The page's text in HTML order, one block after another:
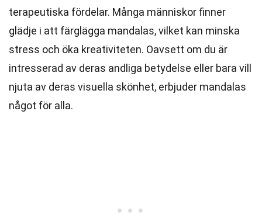
terapeutiska fördelar. Många människor finner
glädje i att färglägga mandalas, vilket kan minska
stress och öka kreativiteten. Oavsett om du är
intresserad av deras andliga betydelse eller bara vill
njuta av deras visuella skönhet, erbjuder mandalas
något för alla.